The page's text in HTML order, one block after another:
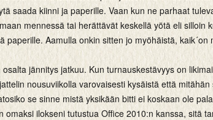
saada kiinni ja paperille. Vaan kun ne parhaat
mennessä tai herättävät keskellä yötä eli silloin
paperille. Aamulla onkin sitten jo myöhäistä, kaik´on
jännitys jatkuu. Kun turnauskestävyys on
nousuviikolla varovaisesti kysäistä että mitähän
se sinne mistä yksikään bitti ei koskaan ole
omaksi ilokseni tutustua Office 2010:n kanssa, sitä